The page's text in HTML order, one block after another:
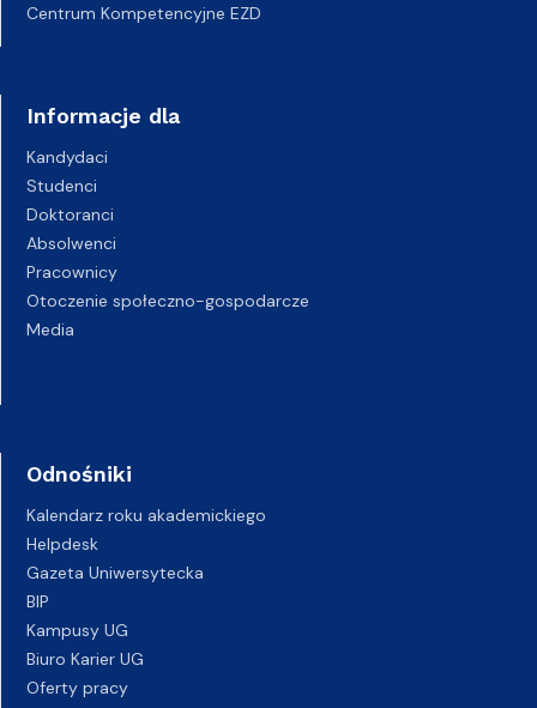
Centrum Kompetencyjne EZD
Informacje dla
Kandydaci
Studenci
Doktoranci
Absolwenci
Pracownicy
Otoczenie społeczno-gospodarcze
Media
Odnośniki
Kalendarz roku akademickiego
Helpdesk
Gazeta Uniwersytecka
BIP
Kampusy UG
Biuro Karier UG
Oferty pracy